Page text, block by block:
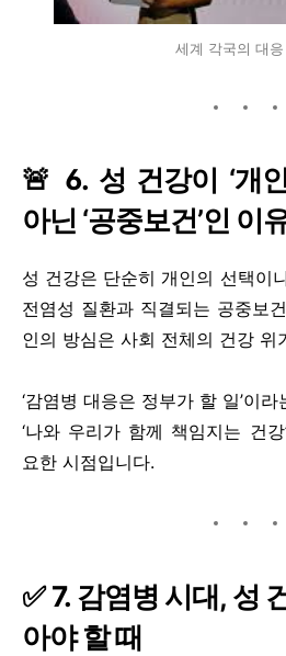
세계 각국의 대응
🚨 6. 성 건강이 ‘개
아닌 ‘공중보건’인 이
성 건강은 단순히 개인의 선택이
전염성 질환과 직결되는 공중보
인의 방심은 사회 전체의 건강 위
‘감염병 대응은 정부가 할 일’이
‘나와 우리가 함께 책임지는 건
요한 시점입니다.
✅ 7. 감염병 시대, 성
아야 할 때